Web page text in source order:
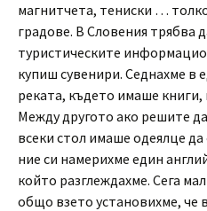
магнитчета, тениски …
градове. В Словения трябва
туристическите
купиш сувенири. Седнахме в
реката, където имаше
Между другото ако решите
всеки стол имаше одеялце да
ние си намерихме един
който разглеждахме. Сега
общо взето установихме, че